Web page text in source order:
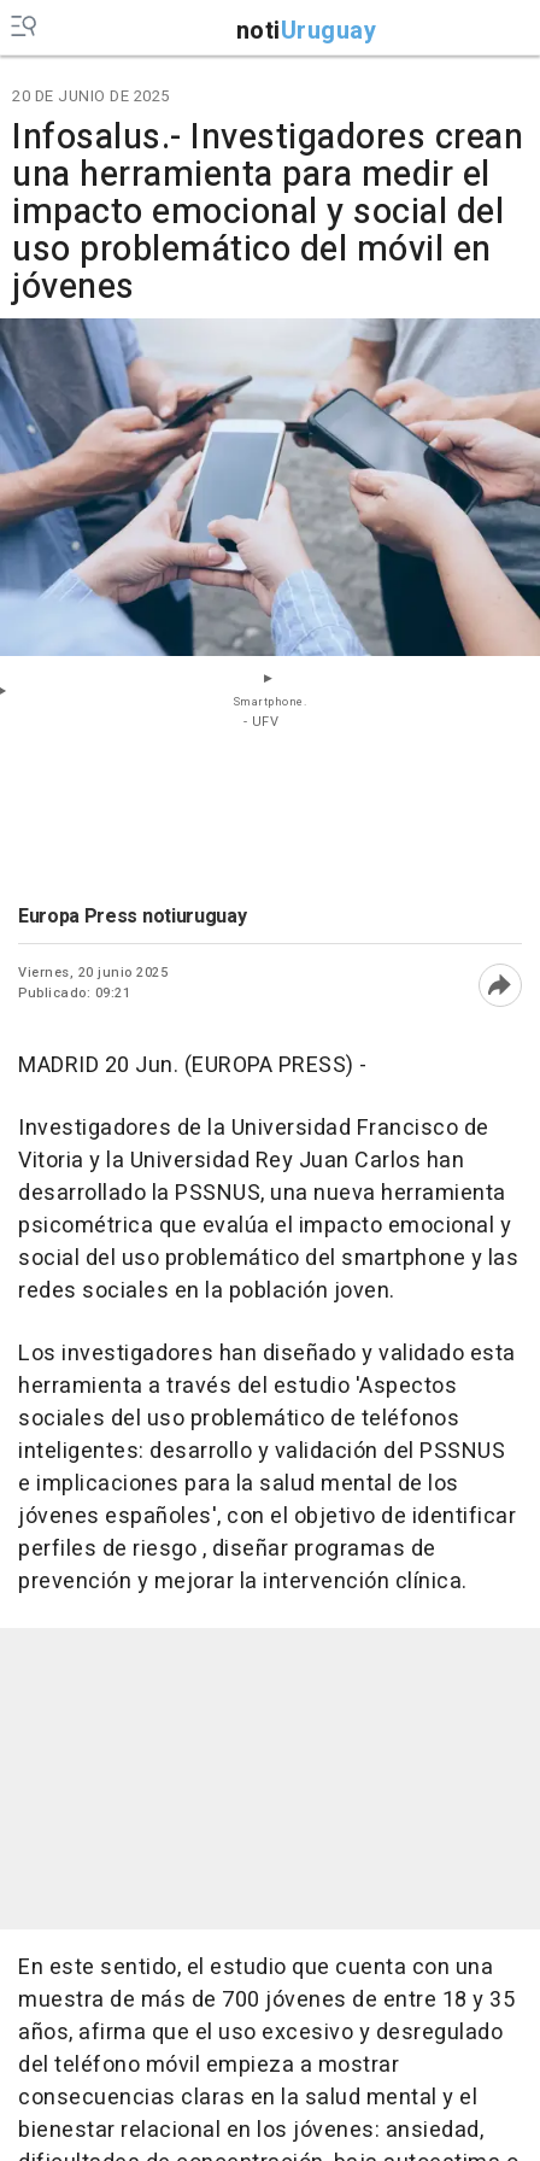
notiUruguay
20 DE JUNIO DE 2025
Infosalus.- Investigadores crean
una herramienta para medir el
impacto emocional y social del
uso problemático del móvil en
jóvenes
Smartphone.
- UFV
Europa Press notiuruguay
Viernes, 20 junio 2025
Publicado: 09:21
MADRID 20 Jun. (EUROPA PRESS) -
Investigadores de la Universidad Francisco de
Vitoria y la Universidad Rey Juan Carlos han
desarrollado la PSSNUS, una nueva herramienta
psicométrica que evalúa el impacto emocional y
social del uso problemático del smartphone y las
redes sociales en la población joven.
Los investigadores han diseñado y validado esta
herramienta a través del estudio 'Aspectos
sociales del uso problemático de teléfonos
inteligentes: desarrollo y validación del PSSNUS
e implicaciones para la salud mental de los
jóvenes españoles', con el objetivo de identificar
perfiles de riesgo , diseñar programas de
prevención y mejorar la intervención clínica.
En este sentido, el estudio que cuenta con una
muestra de más de 700 jóvenes de entre 18 y 35
años, afirma que el uso excesivo y desregulado
del teléfono móvil empieza a mostrar
consecuencias claras en la salud mental y el
bienestar relacional en los jóvenes: ansiedad,